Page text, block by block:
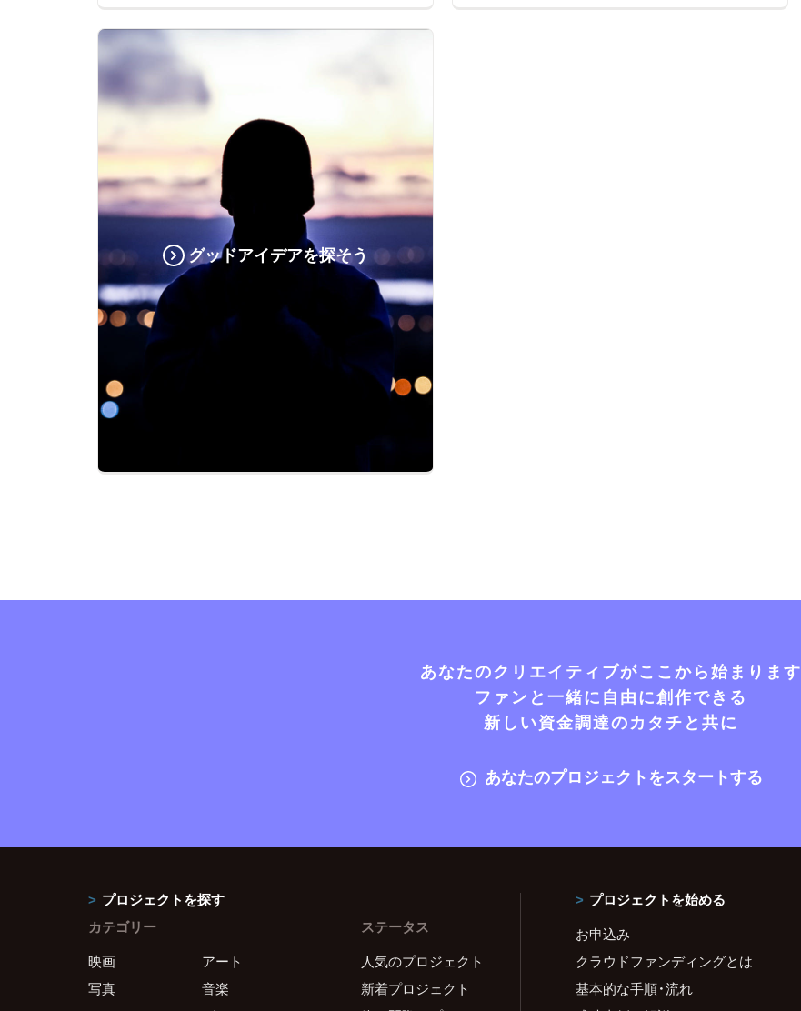
グッドアイデアを探そう
あなたのクリエイティブがここから始まります
ファンと一緒に自由に創作できる
新しい資金調達のカタチと共に
あなたのプロジェクトをスタートする
プロジェクトを探す
カテゴリー
映画
アート
写真
音楽
ステータス
人気のプロジェクト
新着プロジェクト
プロジェクトを始める
お申込み
クラウドファンディングとは
基本的な手順・流れ